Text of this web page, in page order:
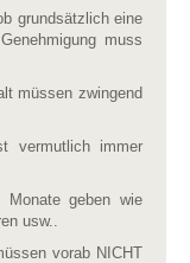
grundsätzlich eine
muss
müssen zwingend
vermutlich immer
geben wie
usw..
vorab NICHT